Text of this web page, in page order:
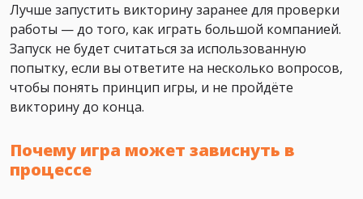
Лучше запустить викторину заранее для проверки
работы — до того, как играть большой компанией.
Запуск не будет считаться за использованную
попытку, если вы ответите на несколько вопросов,
чтобы понять принцип игры, и не пройдёте
викторину до конца.
Почему игра может зависнуть в
процессе